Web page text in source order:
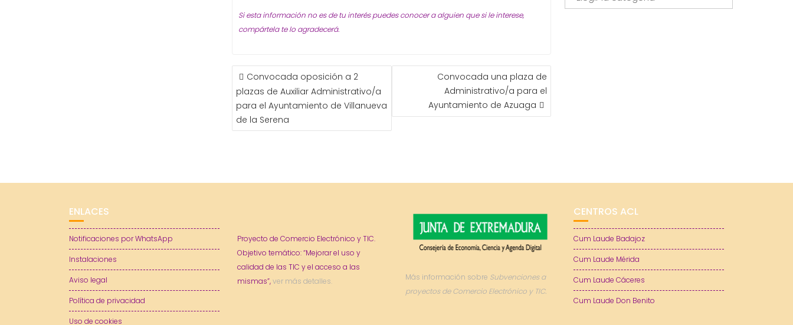
Si esta información no es de tu interés puedes conocer a alguien que si le interese,
compártela te lo agradecerá.
NAVEGACIÓN
DE
ENTRADAS
Convocada oposición a 2
plazas de Auxiliar Administrativo/a
para el Ayuntamiento de Villanueva
de la Serena
Convocada una plaza de
Administrativo/a para el
Ayuntamiento de Azuaga
ENLACES
Notificaciones por WhatsApp
Instalaciones
Aviso legal
Política de privacidad
Uso de cookies
Proyecto de Comercio Electrónico y TIC.
Objetivo temático: “Mejorar el uso y
calidad de las TIC y el acceso a las
mismas”,ver más detalles. Más información sobre Subvenciones a
proyectos de Comercio Electrónico y TIC.
CENTROS ACL
Cum Laude Badajoz
Cum Laude Mérida
Cum Laude Cáceres
Cum Laude Don Benito